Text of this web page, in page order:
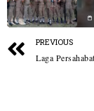
PREVIOUS